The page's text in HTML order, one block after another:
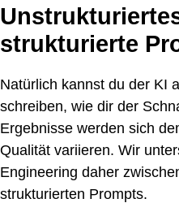
strukturierte
Natürlich kannst du der KI
schreiben, wie dir der
Ergebnisse werden sich
Qualität variieren. Wir
Engineering daher
strukturierten Prompts.